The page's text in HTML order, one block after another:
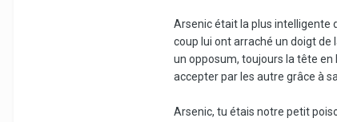
Arsenic était la plus intelligente
coup lui ont arraché un doigt
un opposum, toujours la tête en
accepter par les autre grâce à
Arsenic, tu étais notre petit